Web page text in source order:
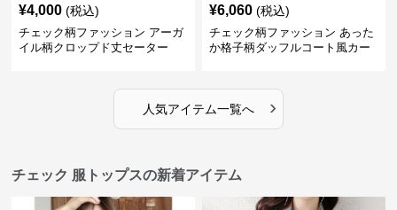
¥4,000 (税込)
チェック柄ファッション アーガ
イル柄クロップド丈セーター
¥6,060 (税込)
チェック柄ファッション あった
か格子柄ダッフルコート風カー
人気アイテム一覧へ ›
チェック 服トップスの新着アイテム